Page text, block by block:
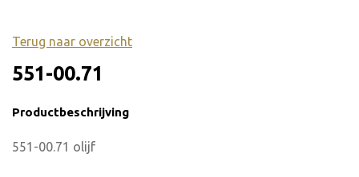
Terug naar overzicht
551-00.71
Productbeschrijving
551-00.71 olijf